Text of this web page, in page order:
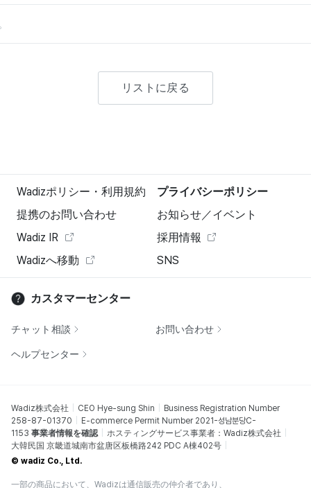
リストに戻る
Wadizポリシー・利用規約
プライバシーポリシー
提携のお問い合わせ
お知らせ／イベント
Wadiz IR
採用情報
Wadizへ移動
SNS
カスタマーセンター
チャット相談 お問い合わせ
ヘルプセンター
Wadiz株式会社 CEO Hye-sung Shin
Business Registration Number
258-87-01370
E-commerce Permit Number 2021-성남분당C-
1153 事業者情報を確認
ホスティングサービス事業者：Wadiz株式会社
大韓民国 京畿道城南市盆唐区板橋路242 PDC A棟402号
© wadiz Co., Ltd.
一部の商品において、Wadizは通信販売の仲介者であり、